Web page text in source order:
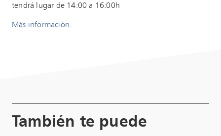
tendrá lugar de 14:00 a 16:00h
Más información.
También te puede